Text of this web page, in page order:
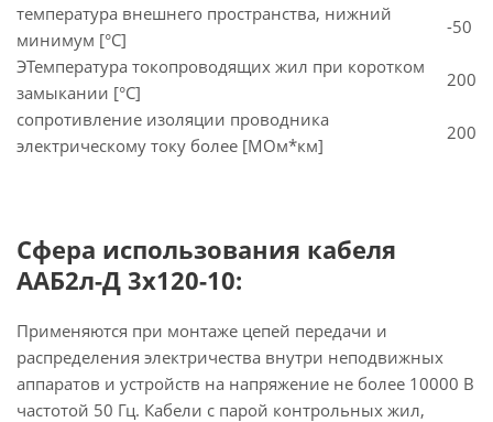
температура внешнего пространства, нижний
минимум [°C]
-50
ЭТемпература токопроводящих жил при коротком
замыкании [°С]
200
сопротивление изоляции проводника
электрическому току более [МОм*км]
200
Сфера использования кабеля
ААБ2л-Д 3х120-10:
Применяются при монтаже цепей передачи и
распределения электричества внутри неподвижных
аппаратов и устройств на напряжение не более 10000 В
частотой 50 Гц. Кабели с парой контрольных жил,